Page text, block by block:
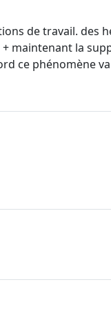
de travail. des
la
ce phénomène